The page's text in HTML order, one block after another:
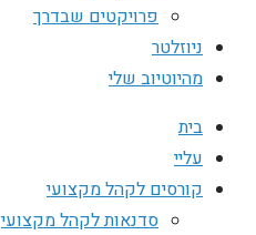
פרויקטים שבדרך
ניוזלטר
מהיוטיוב שלי
בית
עליי
קורסים לקהל מקצועי
סדנאות לקהל מקצועי